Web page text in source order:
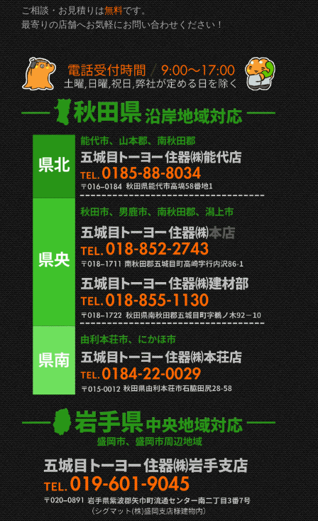
ご相談・お見積りは無料です。
最寄りの店舗へお気軽にお問い合わせください！